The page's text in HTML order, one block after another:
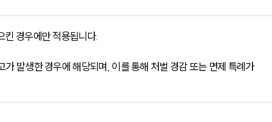
킨 경우에만 적용됩니다.
발생한 경우에 해당되며, 이를 통해 처벌 경감 또는 면제 특례가